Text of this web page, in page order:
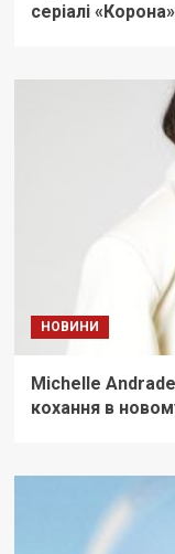
серіалі
НОВИНИ
Michelle Andrade
кохання в